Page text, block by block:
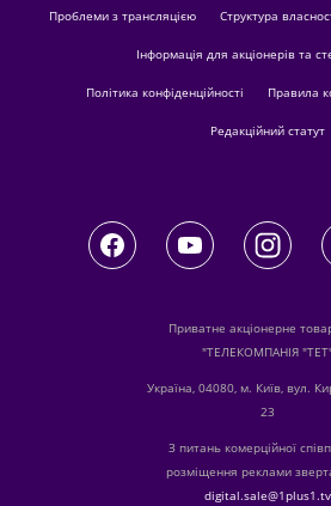
Проблеми з трансляцією Структура
Інформація для акціонерів та
Політика конфіденційності Правила
Редакційний статут
Приватне акціонерне
"ТЕЛЕКОМПАНІЯ
Україна, 04080, м. Київ, вул.
23
З питань комерційної
розміщення реклами
digital.sale@1plus1.tv